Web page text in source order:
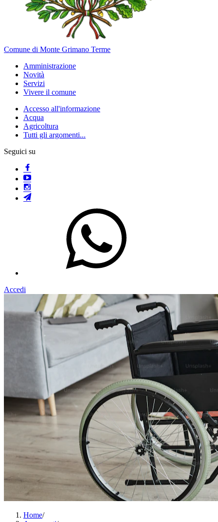
Comune di Monte Grimano Terme
Amministrazione
Novità
Servizi
Vivere il comune
Accesso all'informazione
Acqua
Agricoltura
Tutti gli argomenti...
Seguici su
Accedi
Home/